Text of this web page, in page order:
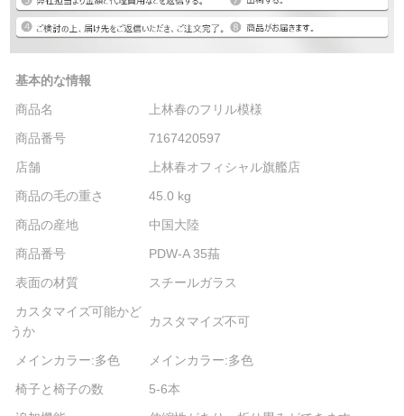
基本的な情報
商品名
上林春のフリル模様
商品番号
7167420597
店舗
上林春オフィシャル旗艦店
商品の毛の重さ
45.0 kg
商品の産地
中国大陸
商品番号
PDW-A 35菗
表面の材質
スチールガラス
カスタマイズ可能かど
うか
カスタマイズ不可
メインカラー:多色
メインカラー:多色
椅子と椅子の数
5-6本